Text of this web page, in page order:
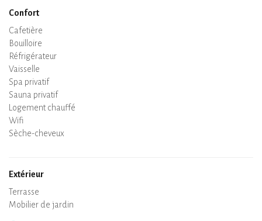
Confort
Micro-ondes
Cafetière
Bouilloire
Plaque de cuisson
Four
Réfrigérateur
Vaisselle
Lave-vaisselle
Chaise bébé
Spa privatif
Sauna privatif
Tables et chaises/tabourets
Air conditionné
Logement chauffé
Poêle à bois
Cheminée
Wifi
TV
Sèche-cheveux
Extérieur
Terrasse
Mobilier de jardin